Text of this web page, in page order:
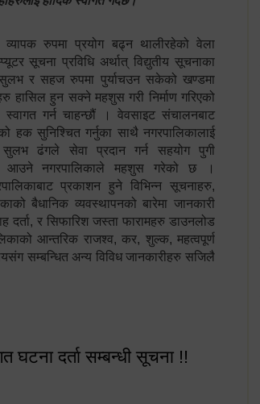
रुपमा प्रयोग बढ्न थालीरहेको वेला
सूचना प्रविधि अर्थात् विद्युतीय सूचनाका
सुलभ र सहज रुपमा पुर्याचउन सकेको खण्डमा
हासिल हुन सक्ने महशुस गरी निर्माण गरिएको
स्वागत गर्न चाहन्छौं । वेवसाइट संचालनबाट
हक सुनिश्चित गर्नुका साथै नगरपालिकालाई
र सुलभ ढंगले सेवा प्रदान गर्न सहयोग पुगी
आउने नगरपालिकाले महशुस गरेको छ ।
प्रकाशन हुने विभिन्न सूचनाहरु,
बैधानिक व्यवस्थापनको बारेमा जानकारी
दर्ता, र सिफारिश जस्ता फारामहरु डाउनलोड
आन्तरिक राजश्व, कर, शुल्क, महत्वपूर्ण
सम्बन्धित अन्य विविध जानकारीहरु सजिलै
घटना दर्ता सम्बन्धी सूचना !!